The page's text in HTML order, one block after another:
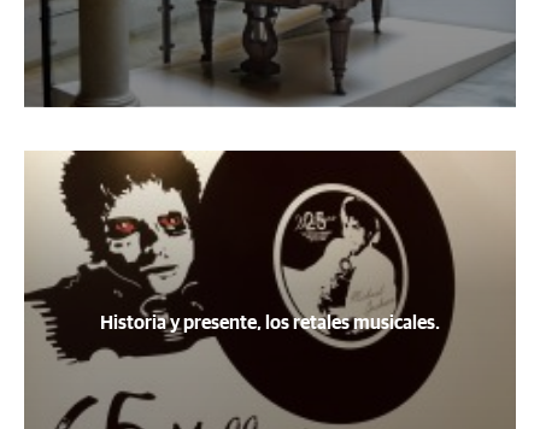
Historia y presente, los retales musicales.